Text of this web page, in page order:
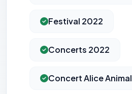
Festival 2022
Concerts 2022
Concert Alice Animal